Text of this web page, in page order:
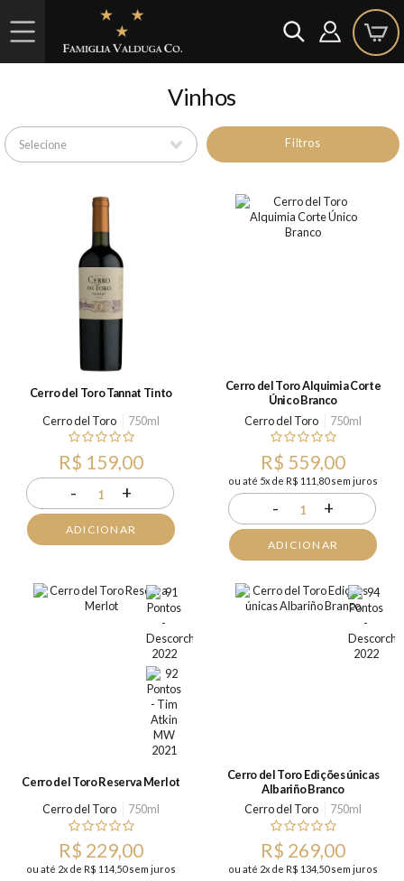
Vinhos
Filtros
Cerro del Toro Tannat Tinto
Cerro del Toro
750ml
R$ 159,00
- 1 +
ADICIONAR
Cerro del Toro Alquimia Corte
Único Branco
Cerro del Toro
750ml
R$ 559,00
ou até 5x de R$ 111,80 sem juros
- 1 +
ADICIONAR
Cerro del Toro Reserva Merlot
Cerro del Toro
750ml
R$ 229,00
ou até 2x de R$ 114,50 sem juros
Cerro del Toro Edições únicas
Albariño Branco
Cerro del Toro
750ml
R$ 269,00
ou até 2x de R$ 134,50 sem juros